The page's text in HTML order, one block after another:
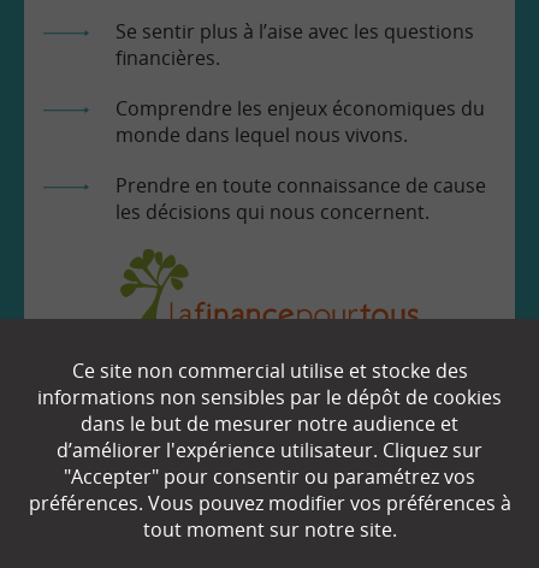
Se sentir plus à l’aise avec les questions
financières.
Comprendre les enjeux économiques du
monde dans lequel nous vivons.
Prendre en toute connaissance de cause
les décisions qui nous concernent.
EN SAVOIR
Qui sommes-nous ?
Partenaires
Ce site non commercial utilise et stocke des
informations non sensibles par le dépôt de cookies
dans le but de mesurer notre audience et
d’améliorer l'expérience utilisateur. Cliquez sur
"Accepter" pour consentir ou paramétrez vos
préférences. Vous pouvez modifier vos préférences à
tout moment sur notre site.